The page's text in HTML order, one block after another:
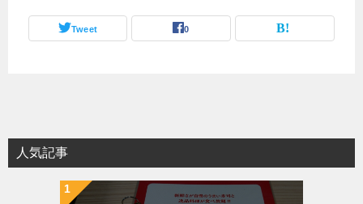
Tweet 0
人気記事